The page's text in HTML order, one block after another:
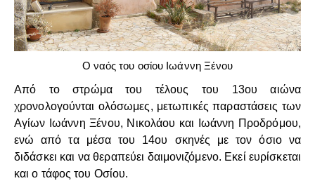
Ο ναός του οσίου Ιωάννη Ξένου
Από το στρώμα του τέλους του 13ου αιώνα
χρονολογούνται ολόσωμες, μετωπικές παραστάσεις των
Αγίων Ιωάννη Ξένου, Νικολάου και Ιωάννη Προδρόμου,
ενώ από τα μέσα του 14ου σκηνές με τον όσιο να
διδάσκει και να θεραπεύει δαιμονιζόμενο. Εκεί ευρίσκεται
και ο τάφος του Οσίου.